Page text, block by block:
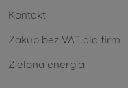
Kontakt
Zakup bez VAT dla firm
Zielona energia